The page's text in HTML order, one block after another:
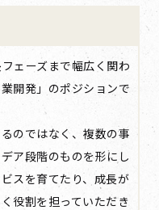
ェーズまで幅広く関わ
開発」のポジションで
のではなく、複数の事
ア段階のものを形にし
スを育てたり、成長が
役割を担っていただき